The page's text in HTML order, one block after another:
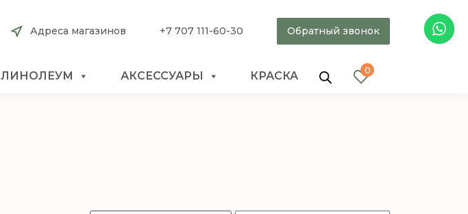
Адреса магазинов +7 707 111-60-30 Обратный звонок
ЛИНОЛЕУМ АКСЕССУАРЫ КРАСКА 0